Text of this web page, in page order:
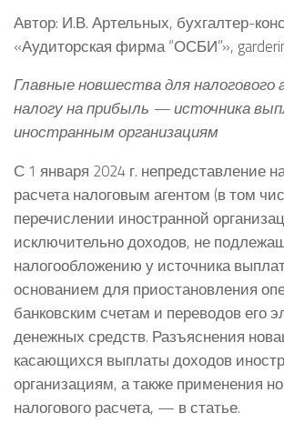
Автор: И.В. Артельных, бухгалтер-
«Аудиторская фирма “ОСБИ”»,
Главные новшества для налогового
налогу на прибыль — источника
иностранным организациям
С 1 января 2024 г. непредставление
расчета налоговым агентом (в том
перечислении иностранной
исключительно доходов, не
налогообложению у источника
основанием для приостановления
банковским счетам и переводов его
денежных средств. Разъяснения
касающихся выплаты доходов
организациям, а также применения
налогового расчета, — в статье.